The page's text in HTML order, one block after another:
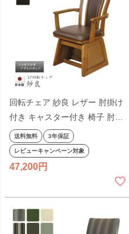
回転チェア 紗良 レザー 肘掛け
付き キャスター付き 椅子 肘付
ダイニングチェア 食堂椅子 回
転式 高暖卓用 ダイニングこた
つ用 シンプル アサヒ
送料無料 3年保証
レビューキャンペーン対象
47,200